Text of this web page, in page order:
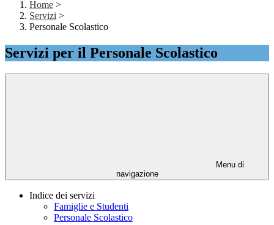
Home >
Servizi >
Personale Scolastico
Servizi per il Personale Scolastico
Menu di
navigazione
Indice dei servizi
Famiglie e Studenti
Personale Scolastico